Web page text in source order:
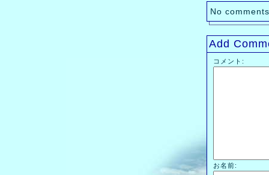
No
Add
コメント:
お名前: